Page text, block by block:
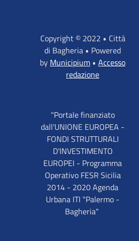
Copyright © 2022 • Città
di Bagheria • Powered
by Municipium • Accesso
redazione
"Portale finanziato
dall'UNIONE EUROPEA -
FONDI STRUTTURALI
D'INVESTIMENTO
EUROPEI - Programma
Operativo FESR Sicilia
2014 - 2020 Agenda
Urbana ITI "Palermo -
Bagheria"